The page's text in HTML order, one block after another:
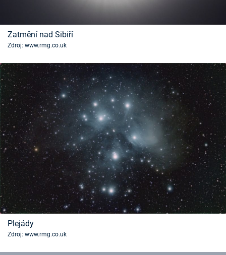
Zatmění nad Sibiří
Zdroj: www.rmg.co.uk
Plejády
Zdroj: www.rmg.co.uk